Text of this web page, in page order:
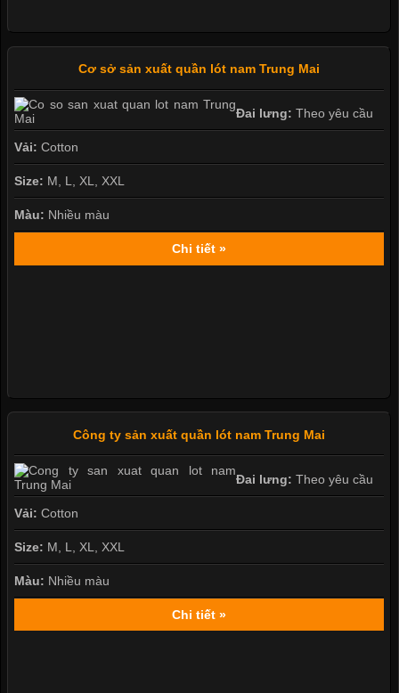
Cơ sở sản xuất quần lót nam Trung Mai
Đai lưng: Theo yêu cầu
Vải: Cotton
Size: M, L, XL, XXL
Màu: Nhiều màu
Chi tiết »
Công ty sản xuất quần lót nam Trung Mai
Đai lưng: Theo yêu cầu
Vải: Cotton
Size: M, L, XL, XXL
Màu: Nhiều màu
Chi tiết »